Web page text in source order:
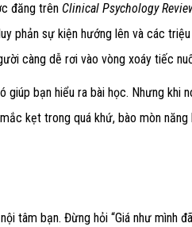
đăng trên Clinical Psychology
phản sự kiện hướng lên và các
càng dễ rơi vào vòng xoáy tiếc
bạn hiểu ra bài học. Nhưng khi
kẹt trong quá khứ, bào mòn
tâm bạn. Đừng hỏi “Giá như mình